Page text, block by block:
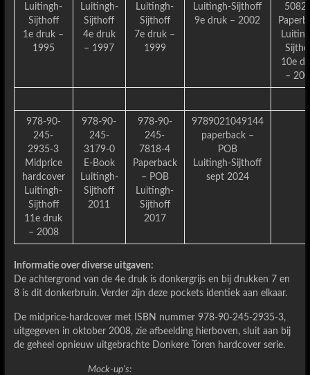
Luitingh-
Sijthoff
1e druk –
1995
Luitingh-
Sijthoff
4e druk
– 1997
Luitingh-
Sijthoff
7e druk –
1999
Luitingh-Sijthoff
9e druk – 2002
10e
–
978-90-
245-
2935-3
Midprice
hardcover
Luitingh-
Sijthoff
11e druk
– 2008
978-90-
245-
3179-0
E-Book
Luitingh-
Sijthoff
2011
978-90-
245-
7818-4
Paperback
– POB
Luitingh-
Sijthoff
2017
9789021049144
paperback –
POB
Luitingh-Sijthoff
sept 2024
Informatie over diverse uitgaven:
De achtergrond van de 4e druk is donkergrijs en bij drukken 7 en
8 is dit donkerbruin. Verder zijn deze pockets identiek aan elkaar.
De midprice-hardcover met ISBN nummer 978-90-245-2935-3,
uitgegeven in oktober 2008, zie afbeelding hierboven, sluit aan bij
de geheel opnieuw uitgebrachte Donkere Toren hardcover serie.
Mock-up’s: